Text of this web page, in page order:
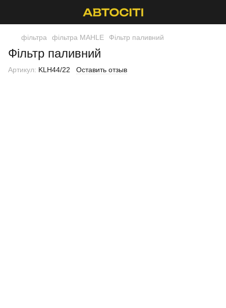
фільтра фільтра MAHLE Фільтр паливний
Фільтр паливний
Артикул: KLH44/22 Оставить отзыв